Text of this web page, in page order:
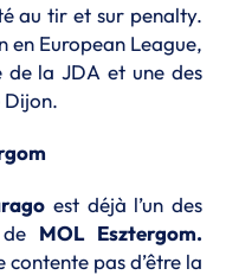
au tir et sur penalty.
en European League,
de la JDA et une des
Dijon.
est déjà l’un des
MOL Esztergom.
contente pas d’être la